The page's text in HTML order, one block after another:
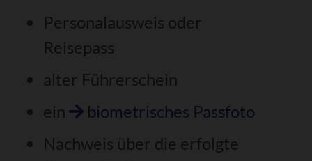
Personalausweis oder
Reisepass
alter Führerschein
ein
biometrisches Passfoto
Nachweis über die erfolgte